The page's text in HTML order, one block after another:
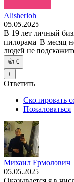
Alisherloh
05.05.2025
В 19 лет личный
пилорама. В месяц
людей не
👍 0
+
Ответить
Скопировать
Пожаловаться
Михаил Ермолович
05.05.2025